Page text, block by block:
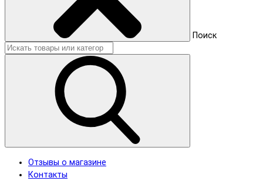
Поиск
Отзывы о магазине
Контакты